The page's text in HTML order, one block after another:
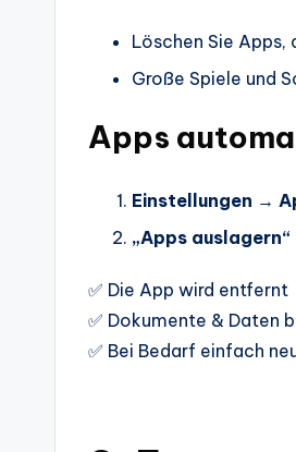
Löschen Sie Apps,
Große Spiele und
Apps
Einstellungen →
„Apps
✅ Die App wird entfernt
✅ Dokumente & Daten
✅ Bei Bedarf einfach